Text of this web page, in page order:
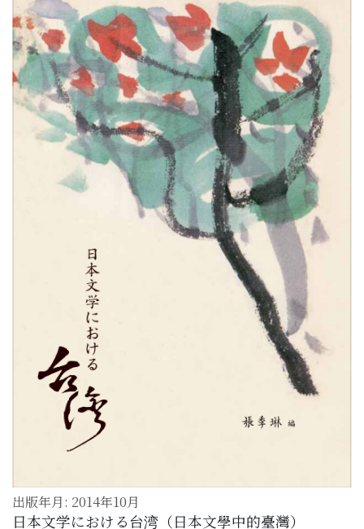
出版年月: 2014年10月
日本文学における台湾（日本文學中的臺灣）